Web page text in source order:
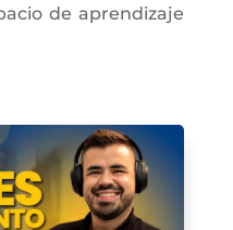
de aprendizaje